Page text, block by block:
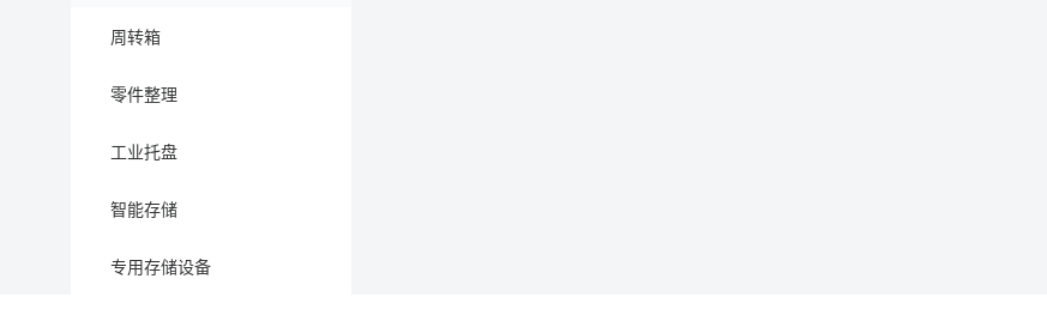
周转箱
零件整理
工业托盘
智能存储
专用存储设备